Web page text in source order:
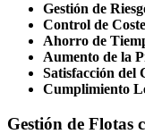
Gestión de
Control de
Ahorro de
Aumento de la
Satisfacción del
Cumplimiento
Gestión de Flotas